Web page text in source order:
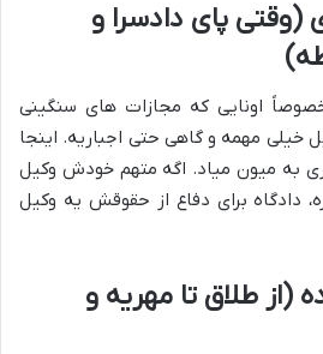
(وقتی پای دادسرا و
اونایی که مجازات های سنگینی
خیلی مهمه و گاهی حتی اجباریه. اینجا
به میون میاد. اگه متهم خودش وکیل
دادگاه برای دفاع از حقوقش یه وکیل
(از طلاق تا مهریه و